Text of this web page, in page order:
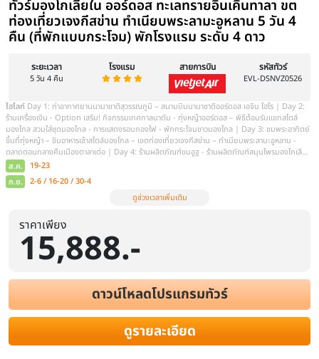
บินตรงเออร์ดอส มองโกเลียใน ตะลุย
ชิลล์ทะเลทราย สวมชุดมองโกล ขี่อูฐช
เจงกิสข่าน เนินทรายเสี่ยงซาวาน 6 วั
โรงแรม 5 ดาว) พักกระโจมมองโกล
ระยะเวลา โรงแรม สายการบิน
ราคาเพียง
15,888.-
ดาวน์โหลดโปรแกรมทัวร์
ดูรายละเอียด